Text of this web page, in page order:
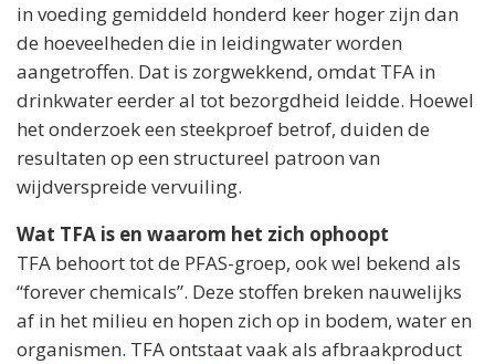
in voeding gemiddeld honderd keer hoger zijn dan
de hoeveelheden die in leidingwater worden
aangetroffen. Dat is zorgwekkend, omdat TFA in
drinkwater eerder al tot bezorgdheid leidde. Hoewel
het onderzoek een steekproef betrof, duiden de
resultaten op een structureel patroon van
wijdverspreide vervuiling.
Wat TFA is en waarom het zich ophoopt
TFA behoort tot de PFAS-groep, ook wel bekend als
“forever chemicals”. Deze stoffen breken nauwelijks
af in het milieu en hopen zich op in bodem, water en
organismen. TFA ontstaat vaak als afbraakproduct